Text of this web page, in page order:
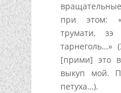
при этом:
трумати,
тарнеголь…»
[прими] это
выкуп мой.
петуха…).